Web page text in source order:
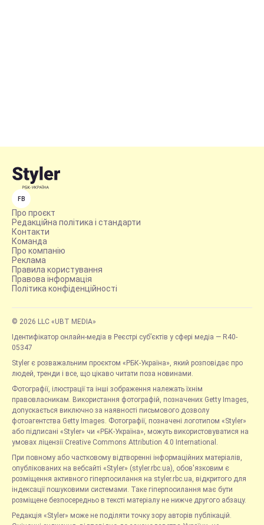
FB
Про проєкт
Редакційна політика і стандарти
Контакти
Команда
Про компанію
Реклама
Правила користування
Правова інформація
Політика конфіденційності
© 2026 LLC «UBT MEDIA»
Ідентифікатор онлайн-медіа в Реєстрі суб’єктів у сфері медіа — R40-
05347
Styler є розважальним проєктом «РБК-Україна», який розповідає про
людей, тренди і все, що цікаво читати поза новинами.
Фотографії, ілюстрації та інші зображення належать їхнім
правовласникам. Використання фотографій, позначених Getty Images,
допускається виключно за наявності письмового дозволу
фотоагентства Getty Images. Фотографії, позначені логотипом «Styler»
або підписані «Styler» чи «РБК-Україна», можуть використовуватися на
умовах ліцензії Creative Commons Attribution 4.0 International.
При повному або частковому відтворенні інформаційних матеріалів,
опублікованих на вебсайті «Styler» (styler.rbc.ua), обов'язковим є
розміщення активного гіперпосилання на styler.rbc.ua, відкритого для
індексації пошуковими системами. Таке гіперпосилання має бути
розміщене безпосередньо в тексті матеріалу не нижче другого абзацу.
Редакція «Styler» може не поділяти точку зору авторів публікацій.